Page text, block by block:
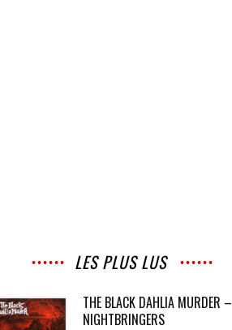
LES PLUS LUS
THE BLACK DAHLIA MURDER –
NIGHTBRINGERS